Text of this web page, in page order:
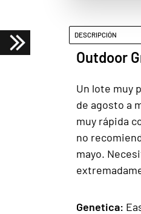
DESCRIPCIÓN
Outdoor
Un lote muy
de agosto a
muy rápida
no
mayo.
Genetica: